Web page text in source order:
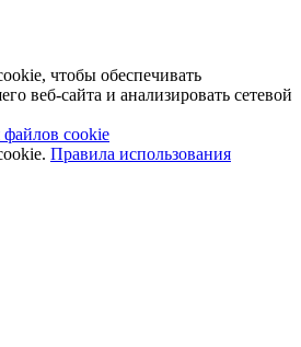
чтобы обеспечивать
веб-сайта и анализировать сетевой
файлов cookie
Правила использования